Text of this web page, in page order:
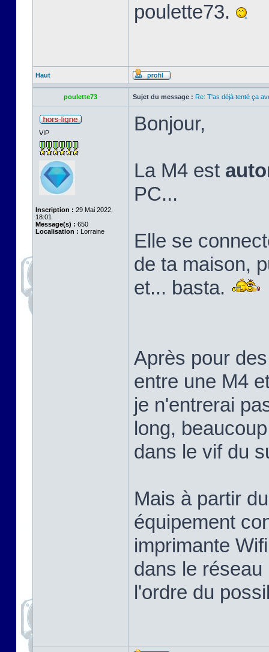
poulette73.
Haut
poulette73 Sujet du message : Re: T'as déjà tenté ça
VIP
Inscription : 29 Mai 2022,
18:01
Message(s) : 650
Localisation : Lorraine
Bonjour,
La M4 est
PC...
Elle se
de ta maison,
et... basta.
Après pour
entre une M4
je n'entrerai
long,
dans le vif du
Mais à partir
équipement
imprimante
dans le
l'ordre du